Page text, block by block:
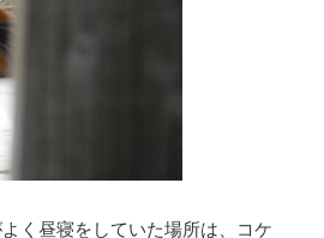
く昼寝をしていた場所は、コケ